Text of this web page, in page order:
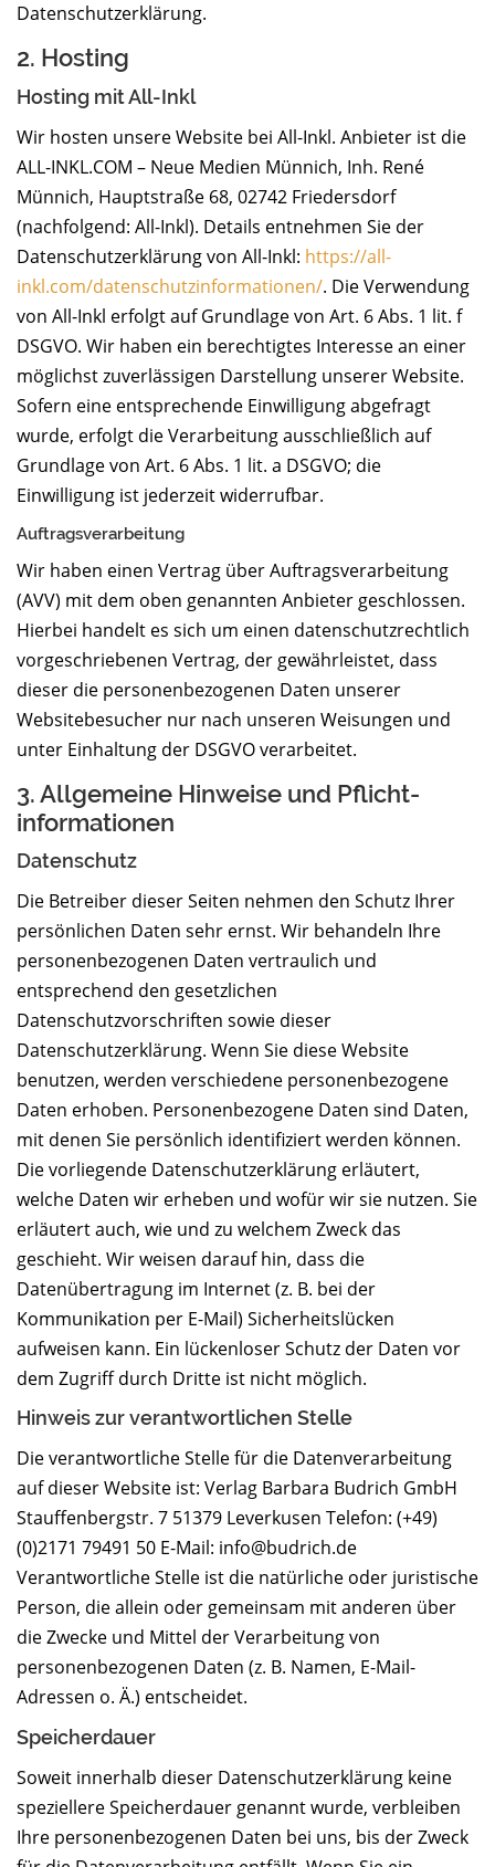
Datenschutzerklärung.
2. Hosting
Hosting mit All-Inkl
Wir hosten unsere Website bei All-Inkl. Anbieter ist die
ALL-INKL.COM – Neue Medien Münnich, Inh. René
Münnich, Hauptstraße 68, 02742 Friedersdorf
(nachfolgend: All-Inkl). Details entnehmen Sie der
Datenschutzerklärung von All-Inkl: https://all-
inkl.com/datenschutzinformationen/. Die Verwendung
von All-Inkl erfolgt auf Grundlage von Art. 6 Abs. 1 lit. f
DSGVO. Wir haben ein berechtigtes Interesse an einer
möglichst zuverlässigen Darstellung unserer Website.
Sofern eine entsprechende Einwilligung abgefragt
wurde, erfolgt die Verarbeitung ausschließlich auf
Grundlage von Art. 6 Abs. 1 lit. a DSGVO; die
Einwilligung ist jederzeit widerrufbar.
Auftragsverarbeitung
Wir haben einen Vertrag über Auftragsverarbeitung
(AVV) mit dem oben genannten Anbieter geschlossen.
Hierbei handelt es sich um einen datenschutzrechtlich
vorgeschriebenen Vertrag, der gewährleistet, dass
dieser die personenbezogenen Daten unserer
Websitebesucher nur nach unseren Weisungen und
unter Einhaltung der DSGVO verarbeitet.
3. Allgemeine Hinweise und Pflicht­
informationen
Datenschutz
Die Betreiber dieser Seiten nehmen den Schutz Ihrer
persönlichen Daten sehr ernst. Wir behandeln Ihre
personenbezogenen Daten vertraulich und
entsprechend den gesetzlichen
Datenschutzvorschriften sowie dieser
Datenschutzerklärung. Wenn Sie diese Website
benutzen, werden verschiedene personenbezogene
Daten erhoben. Personenbezogene Daten sind Daten,
mit denen Sie persönlich identifiziert werden können.
Die vorliegende Datenschutzerklärung erläutert,
welche Daten wir erheben und wofür wir sie nutzen. Sie
erläutert auch, wie und zu welchem Zweck das
geschieht. Wir weisen darauf hin, dass die
Datenübertragung im Internet (z. B. bei der
Kommunikation per E-Mail) Sicherheitslücken
aufweisen kann. Ein lückenloser Schutz der Daten vor
dem Zugriff durch Dritte ist nicht möglich.
Hinweis zur verantwortlichen Stelle
Die verantwortliche Stelle für die Datenverarbeitung
auf dieser Website ist: Verlag Barbara Budrich GmbH
Stauffenbergstr. 7 51379 Leverkusen Telefon: (+49)
(0)2171 79491 50 E-Mail: info@budrich.de
Verantwortliche Stelle ist die natürliche oder juristische
Person, die allein oder gemeinsam mit anderen über
die Zwecke und Mittel der Verarbeitung von
personenbezogenen Daten (z. B. Namen, E-Mail-
Adressen o. Ä.) entscheidet.
Speicherdauer
Soweit innerhalb dieser Datenschutzerklärung keine
speziellere Speicherdauer genannt wurde, verbleiben
Ihre personenbezogenen Daten bei uns, bis der Zweck